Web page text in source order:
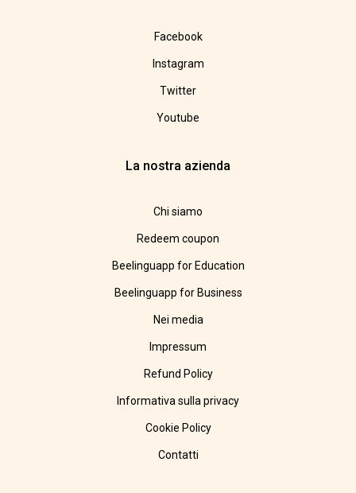
Facebook
Instagram
Twitter
Youtube
La nostra azienda
Chi siamo
Redeem coupon
Beelinguapp for Education
Beelinguapp for Business
Nei media
Impressum
Refund Policy
Informativa sulla privacy
Cookie Policy
Contatti